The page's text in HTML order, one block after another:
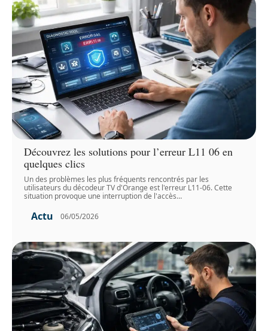
Découvrez les solutions pour l’erreur L11 06 en
quelques clics
Un des problèmes les plus fréquents rencontrés par les
utilisateurs du décodeur TV d'Orange est l'erreur L11-06. Cette
situation provoque une interruption de l'accès…
Actu 06/05/2026